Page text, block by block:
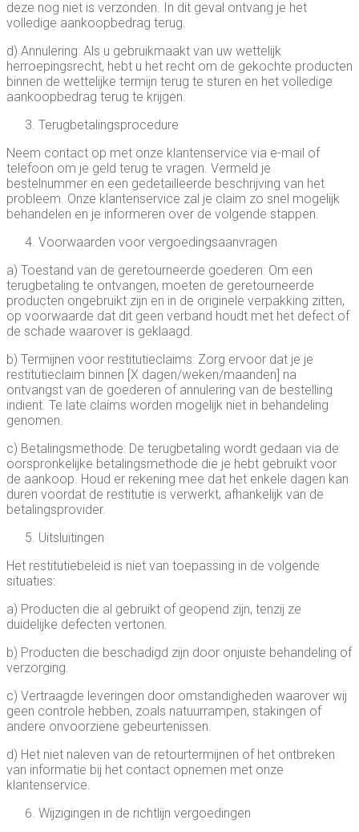
deze nog niet is verzonden. In dit geval ontvang je het
volledige aankoopbedrag terug.
d) Annulering: Als u gebruikmaakt van uw wettelijk
herroepingsrecht, hebt u het recht om de gekochte producten
binnen de wettelijke termijn terug te sturen en het volledige
aankoopbedrag terug te krijgen.
Terugbetalingsprocedure
Neem contact op met onze klantenservice via e-mail of
telefoon om je geld terug te vragen. Vermeld je
bestelnummer en een gedetailleerde beschrijving van het
probleem. Onze klantenservice zal je claim zo snel mogelijk
behandelen en je informeren over de volgende stappen.
Voorwaarden voor vergoedingsaanvragen
a) Toestand van de geretourneerde goederen: Om een
terugbetaling te ontvangen, moeten de geretourneerde
producten ongebruikt zijn en in de originele verpakking zitten,
op voorwaarde dat dit geen verband houdt met het defect of
de schade waarover is geklaagd.
b) Termijnen voor restitutieclaims: Zorg ervoor dat je je
restitutieclaim binnen [X dagen/weken/maanden] na
ontvangst van de goederen of annulering van de bestelling
indient. Te late claims worden mogelijk niet in behandeling
genomen.
c) Betalingsmethode: De terugbetaling wordt gedaan via de
oorspronkelijke betalingsmethode die je hebt gebruikt voor
de aankoop. Houd er rekening mee dat het enkele dagen kan
duren voordat de restitutie is verwerkt, afhankelijk van de
betalingsprovider.
Uitsluitingen
Het restitutiebeleid is niet van toepassing in de volgende
situaties:
a) Producten die al gebruikt of geopend zijn, tenzij ze
duidelijke defecten vertonen.
b) Producten die beschadigd zijn door onjuiste behandeling of
verzorging.
c) Vertraagde leveringen door omstandigheden waarover wij
geen controle hebben, zoals natuurrampen, stakingen of
andere onvoorziene gebeurtenissen.
d) Het niet naleven van de retourtermijnen of het ontbreken
van informatie bij het contact opnemen met onze
klantenservice.
Wijzigingen in de richtlijn vergoedingen